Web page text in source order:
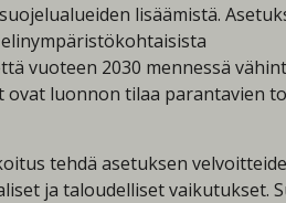
lisäämistä.
vuoteen 2030 mennessä
ovat luonnon tilaa parantavien
tehdä asetuksen
ja taloudelliset vaikutukset.